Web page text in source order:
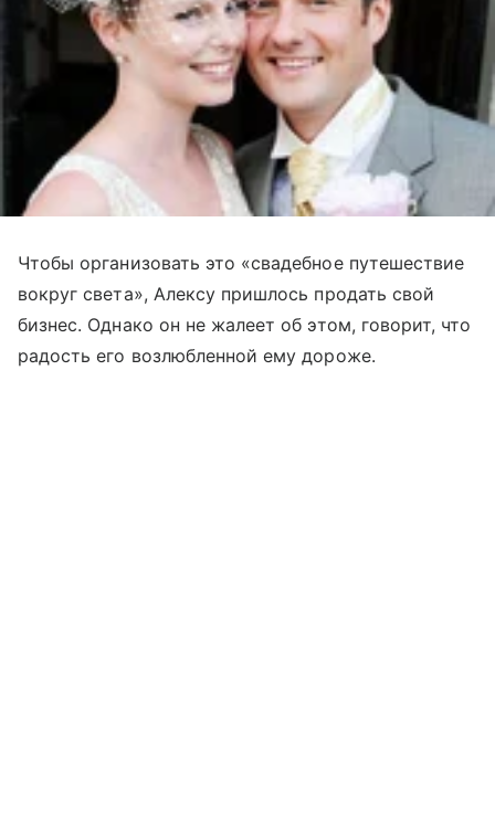
Чтобы организовать это «свадебное путешествие
вокруг света», Алексу пришлось продать свой
бизнес. Однако он не жалеет об этом, говорит, что
радость его возлюбленной ему дороже.